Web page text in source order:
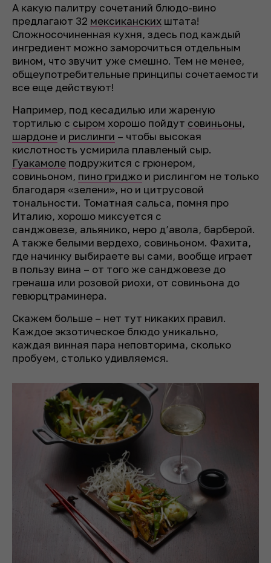
А какую палитру сочетаний блюдо-вино
предлагают 32 мексиканских штата!
Сложносочиненная кухня, здесь под каждый
ингредиент можно заморочиться отдельным
вином, что звучит уже смешно. Тем не менее,
общеупотребительные принципы сочетаемости
все еще действуют!
Например, под кесадилью или жареную
тортилью с сыром хорошо пойдут совиньоны,
шардоне и рислинги – чтобы высокая
кислотность усмирила плавленый сыр.
Гуакамоле подружится с грюнером,
совиньоном, пино гриджо и рислингом не только
благодаря «зелени», но и цитрусовой
тональности. Томатная сальса, помня про
Италию, хорошо миксуется с
санджовезе, альянико, неро д’авола, барберой.
А также белыми вердехо, совиньоном. Фахита,
где начинку выбираете вы сами, вообще играет
в пользу вина – от того же санджовезе до
гренаша или розовой риохи, от совиньона до
гевюрцтраминера.
Скажем больше – нет тут никаких правил.
Каждое экзотическое блюдо уникально,
каждая винная пара неповторима, сколько
пробуем, столько удивляемся.